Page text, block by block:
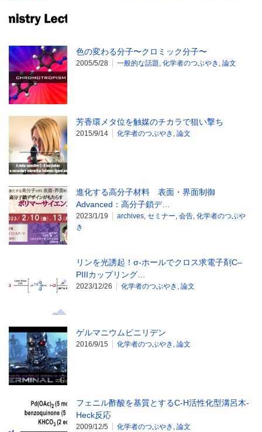
色の変わる分子〜クロミック分子〜
2005/5/28 一般的な話題, 化学者のつぶやき , 論文
芳香環メタ位を触媒のチカラで狙い撃ち
2015/9/14 化学者のつぶやき , 論文
進化する高分子材料 表面・界面制御
Advanced：高分子鎖デ…
2023/1/19 archives, セミナー, 会告, 化学者のつぶや
き
リンを光誘起！σ-ホールでクロス求電子剤C–
PIIIカップリング…
2023/12/26 化学者のつぶやき , 論文
ゲルマニウムビニリデン
2016/9/15 化学者のつぶやき , 論文
フェニル酢酸を基質とするC-H活性化型溝呂木-
Heck反応
2009/12/5 化学者のつぶやき , 論文